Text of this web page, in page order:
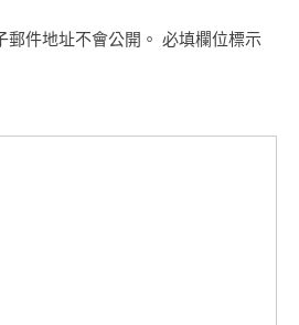
件地址不會公開。 必填欄位標示